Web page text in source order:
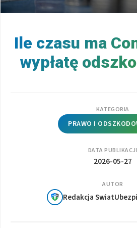
Ile czasu ma
wypłatę
KATEGORIA
PRAWO I
DATA PUBLIKACJI
2026-05-27
AUTOR
Redakcja